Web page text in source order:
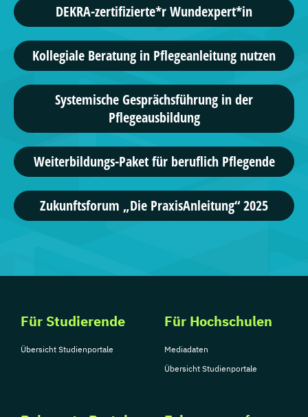
DEKRA-zertifizierte*r Wundexpert*in
Kollegiale Beratung in Pflegeanleitung nutzen
Systemische Gesprächsführung in der
Pflegeausbildung
Weiterbildungs-Paket für beruflich Pflegende
Zukunftsforum „Die PraxisAnleitung“ 2025
Für Studierende
Übersicht Studienportale
Für Hochschulen
Mediadaten
Übersicht Studienportale